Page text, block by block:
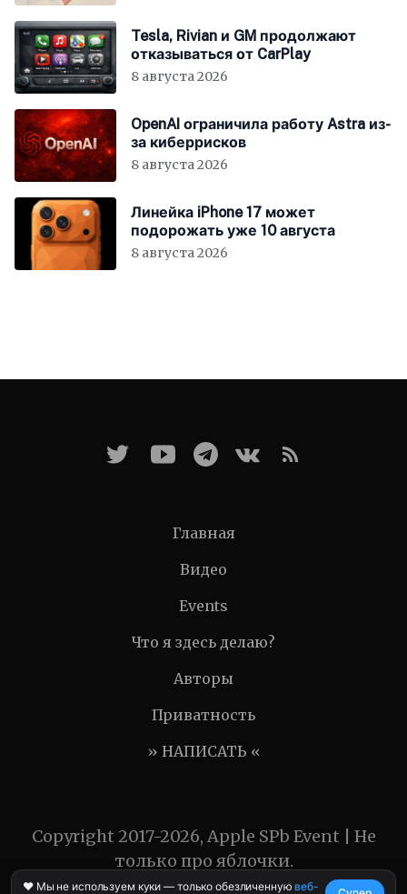
Tesla, Rivian и GM продолжают
отказываться от CarPlay
8 августа 2026
OpenAI ограничила работу Astra из-
за киберрисков
8 августа 2026
Линейка iPhone 17 может
подорожать уже 10 августа
8 августа 2026
Главная
Видео
Events
Что я здесь делаю?
Авторы
Приватность
» НАПИСАТЬ «
Copyright 2017-2026, Apple SPb Event | Не
только про яблочки.
❤️ Мы не используем куки — только обезличеннуювеб-